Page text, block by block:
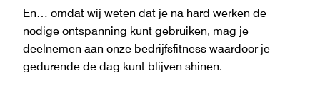
En… omdat wij weten dat je na hard werken de
nodige ontspanning kunt gebruiken, mag je
deelnemen aan onze bedrijfsfitness waardoor je
gedurende de dag kunt blijven shinen.